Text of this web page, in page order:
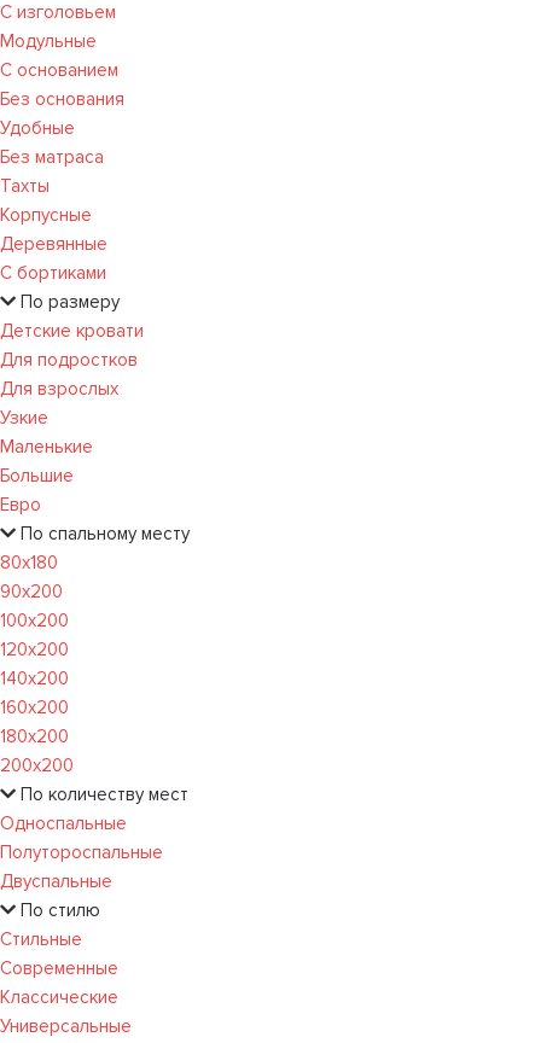
С изголовьем
Модульные
С основанием
Без основания
Удобные
Без матраса
Тахты
Корпусные
Деревянные
С бортиками
По размеру
Детские кровати
Для подростков
Для взрослых
Узкие
Маленькие
Большие
Евро
По спальному месту
80х180
90х200
100х200
120x200
140х200
160х200
180х200
200х200
По количеству мест
Односпальные
Полутороспальные
Двуспальные
По стилю
Стильные
Современные
Классические
Универсальные